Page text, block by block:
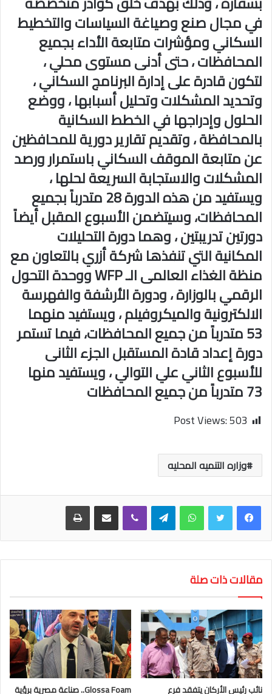
في مجال صنع وصياغة السياسات والتخطيط
السكاني ومؤشرات متابعة الأداء بجميع
المحافظات ، حتى أدنى مستوى محلي ،
لتكون قادرة على إدارة البرنامج السكاني ،
وتحديد المشكلات وتحليل أسبابها ، ووضع
الحلول وإدراجها في الخطط السكانية
بالمحافظة ، وتقديم تقارير دورية للمحافظين
عن متابعة الموقف السكاني باستمرار ورصد
المشكلات والاستجابة السريعة لحلها ،
ويستفيد من هذه الدورة 28 متدرباً بجميع
المحافظات، وسيتضمن الأسبوع المقبل أيضاً
دورتين تدريبتين ، وهما دورة التحليلات
المكانية التي تنفذها شركة أزري بالتعاون مع
منظة الغذاء العالمى الـ WFP ووحدة التحول
الرقمي بالوزارة ، ودورة الأرشفة والفهرسة
الالكترونية والميكروفيلم ، ويستفيد منهما
53 متدرباً من جميع المحافظات، فيما تستمر
دورة إعداد قادة المستقبل الجزء الثانى
للأسبوع الثاني علي التوالي ، ويستفيد منها
73 متدرباً من جميع المحافظات
Post Views:503
وزاره التنميه المحليه
واتساب تيلقرام
مقالات ذات صلة
نائب رئيس الأركان يتفقد فرع Glossa Foam.. صناعة مصرية برؤية